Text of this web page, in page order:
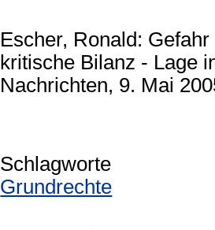
Escher, Ronald:
kritische Bilanz - Lage
Nachrichten, 9. Mai
Schlagworte
Grundrechte